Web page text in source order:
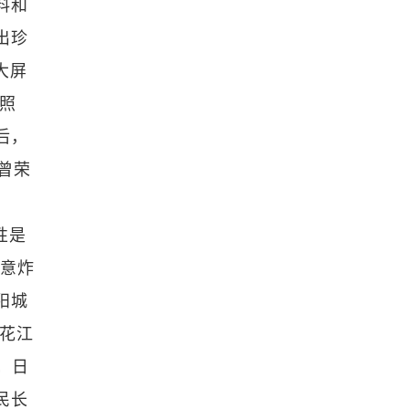
和
珍
屏
荣
是
炸
城
江
日
长